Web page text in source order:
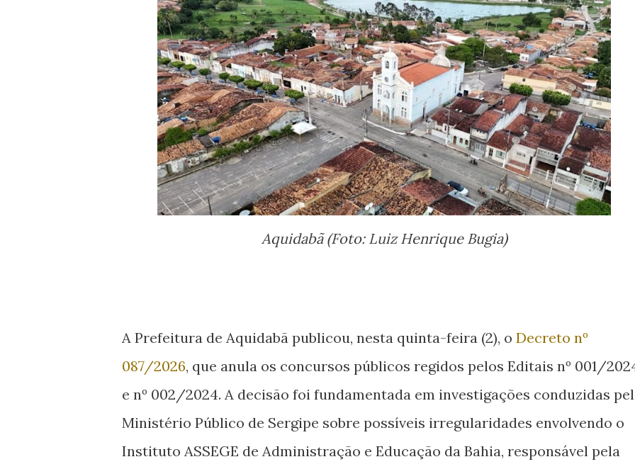
Aquidabã (Foto: Luiz Henrique Bugia)
A Prefeitura de Aquidabã publicou, nesta quinta-feira (2), o Decreto nº
087/2026, que anula os concursos públicos regidos pelos Editais nº 001/
e nº 002/2024. A decisão foi fundamentada em investigações conduzidas
Ministério Público de Sergipe sobre possíveis irregularidades envolvendo o
Instituto ASSEGE de Administração e Educação da Bahia, responsável pela